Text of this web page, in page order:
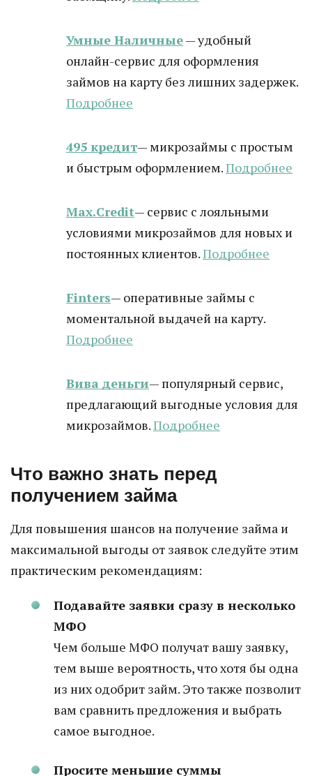
Умные Наличные— удобный
онлайн-сервис для оформления
займов на карту без лишних задержек.
Подробнее
495 кредит— микрозаймы с простым
и быстрым оформлением.Подробнее
Max.Credit— сервис с лояльными
условиями микрозаймов для новых и
постоянных клиентов.Подробнее
Finters— оперативные займы с
моментальной выдачей на карту.
Подробнее
Вива деньги— популярный сервис,
предлагающий выгодные условия для
микрозаймов.Подробнее
Что важно знать перед
получением займа
Для повышения шансов на получение займа и
максимальной выгоды от заявок следуйте этим
практическим рекомендациям:
Подавайте заявки сразу в несколько
МФО
Чем больше МФО получат вашу заявку,
тем выше вероятность, что хотя бы одна
из них одобрит займ. Это также позволит
вам сравнить предложения и выбрать
самое выгодное.
Просите меньшие суммы